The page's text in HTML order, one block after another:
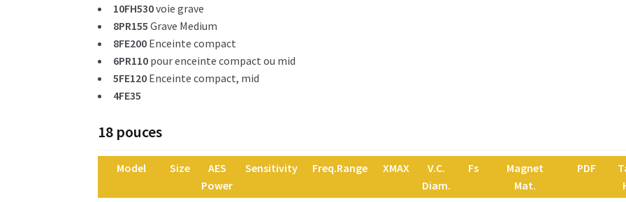
10FH530voie grave
8PR155Grave Medium
8FE200 Enceinte compact
6PR110 pour enceinte compact ou mid
5FE120 Enceinte compact, mid
4FE35
18 pouces
Model Size
AES
Power
Sensitivity Freq.Range XMAX
V.C.
Diam.
Fs
Magnet
Mat.
PDF